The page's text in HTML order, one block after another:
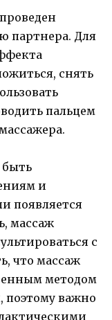
партнера. Для
снять
пальцем
быть
и
появляется
массаж
с
что массаж
методом
поэтому важно